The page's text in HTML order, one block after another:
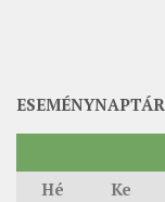
ESEMÉNYNAPTÁR
Hé
Ke